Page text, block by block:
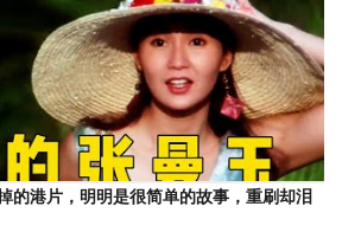
的港片，明明是很简单的故事，重刷却泪